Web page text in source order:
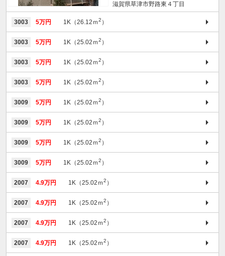
滋賀県草津市野路東４丁目
3003 5万円 1K（26.12ｍ2 ）
3003 5万円 1K（25.02ｍ2 ）
3003 5万円 1K（25.02ｍ2 ）
3003 5万円 1K（25.02ｍ2 ）
3009 5万円 1K（25.02ｍ2 ）
3009 5万円 1K（25.02ｍ2 ）
3009 5万円 1K（25.02ｍ2 ）
3009 5万円 1K（25.02ｍ2 ）
2007 4.9万円 1K（25.02ｍ2 ）
2007 4.9万円 1K（25.02ｍ2 ）
2007 4.9万円 1K（25.02ｍ2 ）
2007 4.9万円 1K（25.02ｍ2 ）